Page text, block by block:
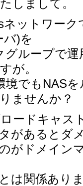
しまして。
ネットワー
バ)を
グループで
が。
境でもNAS
ませんか？
ードキャス
があるとダ
がドメイン
は関係あり